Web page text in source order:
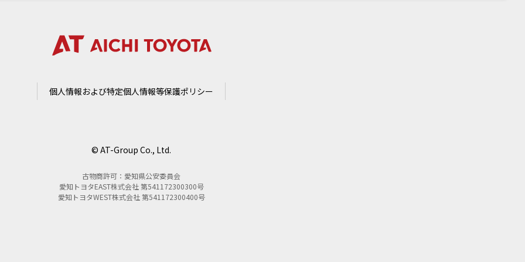
個人情報および特定個人情報等保護ポリシー
© AT-Group Co., Ltd.
古物商許可：愛知県公安委員会
愛知トヨタEAST株式会社 第541172300300号
愛知トヨタWEST株式会社 第541172300400号